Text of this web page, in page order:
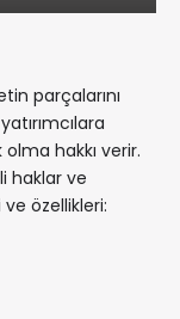
parçalarını
hakkı verir.
haklar ve
özellikleri: